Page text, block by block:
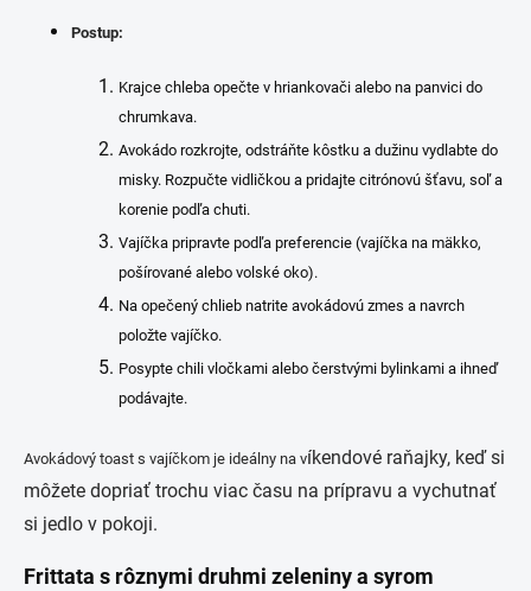
Postup:
Krajce chleba opečte v hriankovači alebo na panvici do
chrumkava.
Avokádo rozkrojte, odstráňte kôstku a dužinu vydlabte do
misky. Rozpučte vidličkou a pridajte citrónovú šťavu, soľ a
korenie podľa chuti.
Vajíčka pripravte podľa preferencie (vajíčka na mäkko,
pošírované alebo volské oko).
Na opečený chlieb natrite avokádovú zmes a navrch
položte vajíčko.
Posypte chili vločkami alebo čerstvými bylinkami a ihneď
podávajte.
Avokádový toast s vajíčkom je ideálny na víkendové raňajky, keď si
môžete dopriať trochu viac času na prípravu a vychutnať
si jedlo v pokoji.
Frittata s rôznymi druhmi zeleniny a syrom